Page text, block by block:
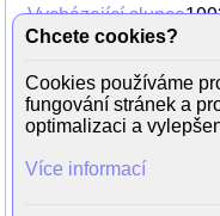
Vycházející slunce
(Jingo Asakuma)
Harley Davidson a
25
(Kimiko)
Intimate Strangers 1991
Chcete cookies?
Cookies používáme
fungování stránek a
optimalizaci a
Více informací